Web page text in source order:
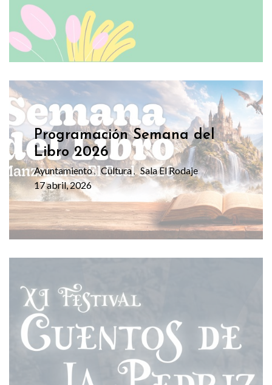
Programación Semana del
Libro 2026
Ayuntamiento, Cultura, Sala El Rodaje
17 abril, 2026